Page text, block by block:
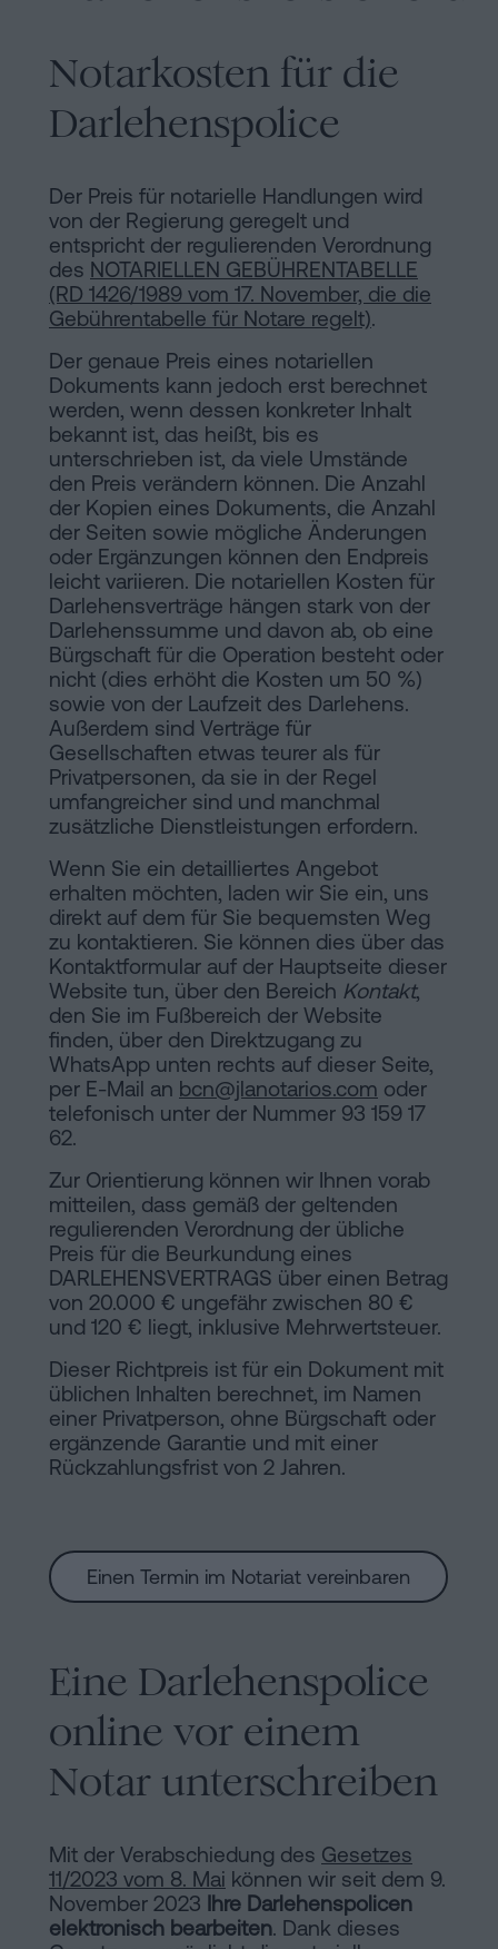
Notarkosten für die
Darlehenspolice
Der Preis für notarielle Handlungen wird
von der Regierung geregelt und
entspricht der regulierenden Verordnung
des NOTARIELLEN GEBÜHRENTABELLE
(RD 1426/1989 vom 17. November, die die
Gebührentabelle für Notare regelt).
Der genaue Preis eines notariellen
Dokuments kann jedoch erst berechnet
werden, wenn dessen konkreter Inhalt
bekannt ist, das heißt, bis es
unterschrieben ist, da viele Umstände
den Preis verändern können. Die Anzahl
der Kopien eines Dokuments, die Anzahl
der Seiten sowie mögliche Änderungen
oder Ergänzungen können den Endpreis
leicht variieren. Die notariellen Kosten für
Darlehensverträge hängen stark von der
Darlehenssumme und davon ab, ob eine
Bürgschaft für die Operation besteht oder
nicht (dies erhöht die Kosten um 50 %)
sowie von der Laufzeit des Darlehens.
Außerdem sind Verträge für
Gesellschaften etwas teurer als für
Privatpersonen, da sie in der Regel
umfangreicher sind und manchmal
zusätzliche Dienstleistungen erfordern.
Wenn Sie ein detailliertes Angebot
erhalten möchten, laden wir Sie ein, uns
direkt auf dem für Sie bequemsten Weg
zu kontaktieren. Sie können dies über das
Kontaktformular auf der Hauptseite dieser
Website tun, über den Bereich Kontakt,
den Sie im Fußbereich der Website
finden, über den Direktzugang zu
WhatsApp unten rechts auf dieser Seite,
per E-Mail an bcn@jlanotarios.com oder
telefonisch unter der Nummer 93 159 17
62.
Zur Orientierung können wir Ihnen vorab
mitteilen, dass gemäß der geltenden
regulierenden Verordnung der übliche
Preis für die Beurkundung eines
DARLEHENSVERTRAGS über einen Betrag
von 20.000 € ungefähr zwischen 80 €
und 120 € liegt, inklusive Mehrwertsteuer.
Dieser Richtpreis ist für ein Dokument mit
üblichen Inhalten berechnet, im Namen
einer Privatperson, ohne Bürgschaft oder
ergänzende Garantie und mit einer
Rückzahlungsfrist von 2 Jahren.
Einen Termin im Notariat vereinbaren
Eine Darlehenspolice
online vor einem
Notar unterschreiben
Mit der Verabschiedung des Gesetzes
11/2023 vom 8. Mai können wir seit dem 9.
November 2023 Ihre Darlehenspolicen
elektronisch bearbeiten. Dank dieses